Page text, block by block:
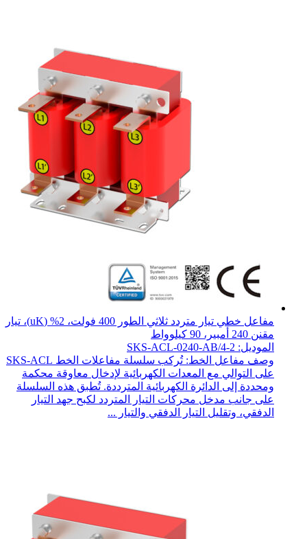
مفاعل خطي تيار متردد ثلاثي الطور 400 فولت، 2% (uK)، تيار
مقنن 240 أمبير، 90 كيلوواط
الموديل: SKS-ACL-0240-AB/4-2
وصف مفاعل الخط: تُركب سلسلة مفاعلات الخط SKS-ACL
على التوالي مع المعدات الكهربائية لإدخال معاوقة محكمة
ومحددة إلى الدائرة الكهربائية المترددة. تُطبق هذه السلسلة
على جانب مدخل محركات التيار المتردد لكبح جهد التيار
الدفقي، وتقليل التيار الدفقي والتيار ...